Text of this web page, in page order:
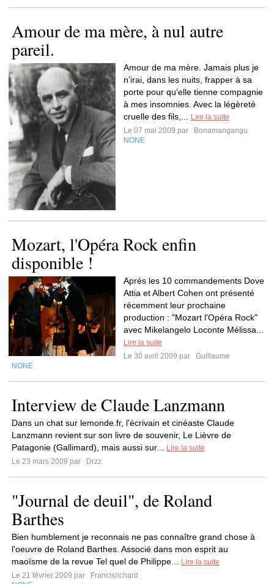
Amour de ma mère, à nul autre
pareil.
Amour de ma mère. Jamais plus je
n’irai, dans les nuits, frapper à sa
porte pour qu’elle tienne compagnie
à mes insomnies. Avec la légèreté
cruelle des fils,...
Lire la suite
Le 07 mai 2009 par
Bonamangangu
NONE
Mozart, l'Opéra Rock enfin
disponible !
Aprés les 10 commandements Dove
Attia et Albert Cohen ont présenté
récemment leur prochaine
production : "Mozart l'Opéra Rock"
avec Mikelangelo Loconte Mélissa...
Lire la suite
Le 30 avril 2009 par
Guillaume
NONE
Interview de Claude Lanzmann
Dans un chat sur lemonde.fr, l'écrivain et cinéaste Claude
Lanzmann revient sur son livre de souvenir, Le Lièvre de
Patagonie (Gallimard), mais aussi sur...
Lire la suite
Le 23 mars 2009 par
Drzz
"Journal de deuil", de Roland
Barthes
Bien humblement je reconnais ne pas connaître grand chose à
l'oeuvre de Roland Barthes. Associé dans mon esprit au
maoïsme de la revue Tel quel de Philippe...
Lire la suite
Le 21 février 2009 par
Francisrichard